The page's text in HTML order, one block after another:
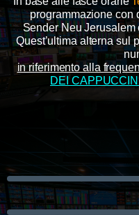
programmazione con
Sender Neu
Quest’ultima alterna sul
in riferimento alla
DEI